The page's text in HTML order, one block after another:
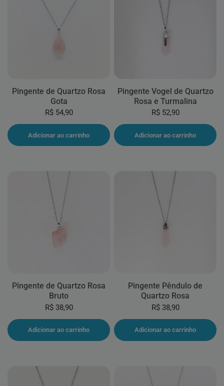
Pingente de Quartzo Rosa
Gota
R$ 54,90
Adicionar ao carrinho
Pingente Vogel de Quartzo
Rosa e Turmalina
R$ 52,90
Adicionar ao carrinho
Pingente de Quartzo Rosa
Bruto
R$ 38,90
Adicionar ao carrinho
Pingente Pêndulo de
Quartzo Rosa
R$ 38,90
Adicionar ao carrinho